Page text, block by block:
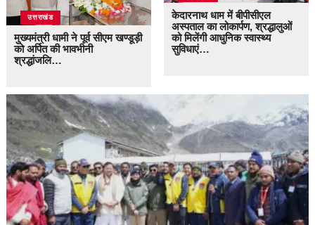
उत्तराखंड
मुख्यमंत्री धामी ने पूर्व सीएम खण्डूड़ी
को अर्पित की भावभीनी
श्रद्धांजलि…
केदारनाथ धाम में बीपीसीएल
अस्पताल का लोकार्पण, श्रद्धालुओं
को मिलेंगी आधुनिक स्वास्थ्य
सुविधाएं…